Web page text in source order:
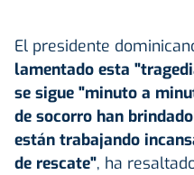
El presidente
lamentado esta
se sigue "minuto a
de socorro han
están trabajando
de rescate", ha